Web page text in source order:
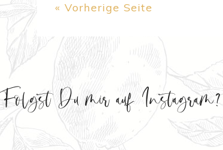
« Vorherige Seite
Folgst Du mir auf Instagram?